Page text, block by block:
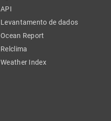
API
Levantamento de dados
Ocean Report
Relclima
Weather Index